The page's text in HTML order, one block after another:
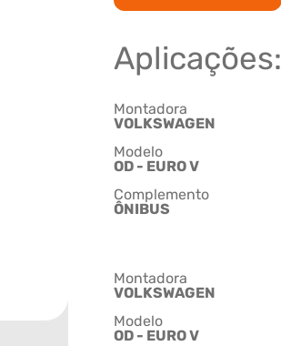
Aplicações:
Montadora
VOLKSWAGEN
Modelo
OD - EURO V
Complemento
ÔNIBUS
Montadora
VOLKSWAGEN
Modelo
OD - EURO V